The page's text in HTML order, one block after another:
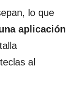
lo que
aplicación
al